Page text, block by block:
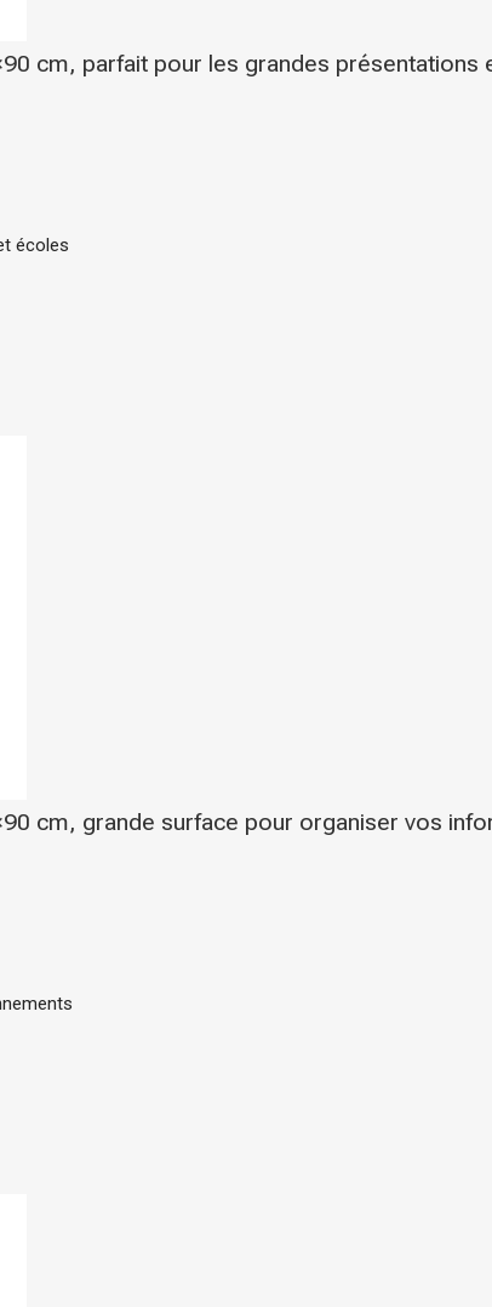
cm, parfait pour les grandes présentations
écoles
cm, grande surface pour organiser vos